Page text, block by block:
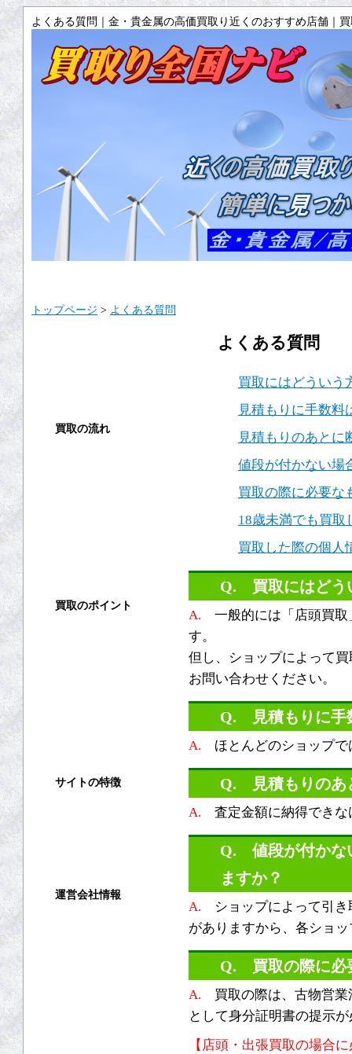
よくある質問｜金・貴金属の高価買取り近くのおすすめ店舗｜
トップページ > よくある質問
よくある質問
買取にはどういう
見積もりに手数料
見積もりのあとに
値段が付かない場
買取の際に必要な
18歳未満でも買取
買取した際の個人
Q. 買取にはどう
A. 一般的には「店頭買取
す。
但し、ショップによって
お問い合わせください。
Q. 見積もりに手
A. ほとんどのショップで
Q. 見積もりのあ
A. 査定金額に納得できな
Q. 値段が付かな
ますか？
A. ショップによって引き
がありますから、各ショ
Q. 買取の際に必
A. 買取の際は、古物営業
として身分証明書の提示
【店頭・出張買取の場合
買取の流れ
買取のポイント
サイトの特徴
運営会社情報